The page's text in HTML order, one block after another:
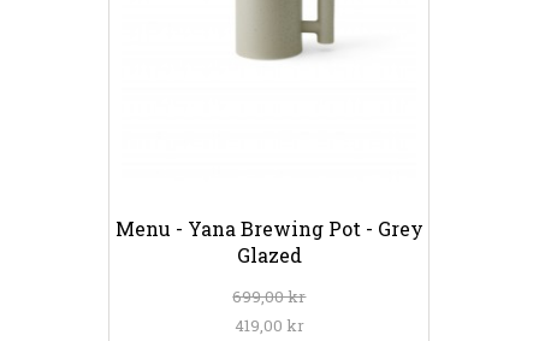
Menu - Yana Brewing Pot - Grey
Glazed
699,00 kr
419,00 kr